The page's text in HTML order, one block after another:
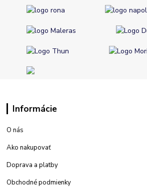
Informácie
O nás
Ako nakupovať
Doprava a platby
Obchodné podmienky